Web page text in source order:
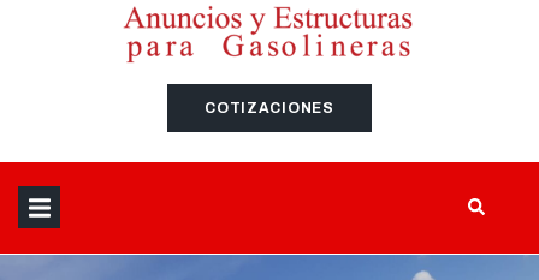
COTIZACIONES